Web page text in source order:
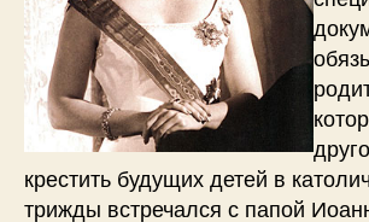
крестить будущих детей в
трижды встречался с папой